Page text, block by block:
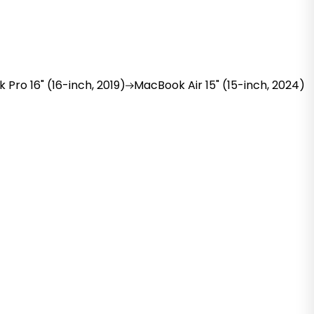
Pro 16" (16-inch, 2019) MacBookAir 15" (15-inch, 2024)